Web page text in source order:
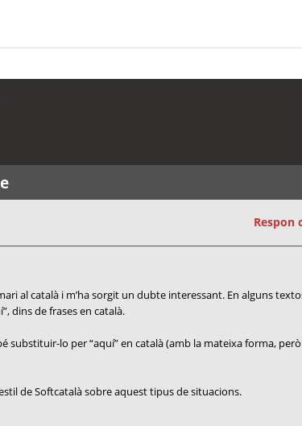
Respon
al català i m’ha sorgit un dubte interessant. En alguns
dins de frases en català.
lo per “aquí” en català (amb la mateixa forma,
de Softcatalà sobre aquest tipus de situacions.